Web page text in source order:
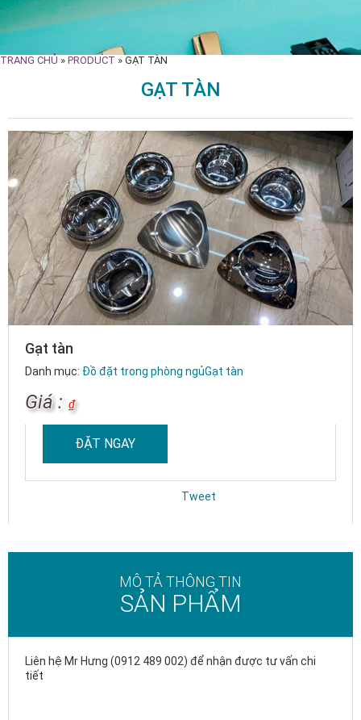
TRANG CHỦ » PRODUCT » GẠT TÀN
GẠT TÀN
Gạt tàn
Danh mục: Đồ đặt trong phòng ngủGạt tàn
Giá : ₫
ĐẶT NGAY
Tweet
MÔ TẢ THÔNG TIN
SẢN PHẨM
Liên hệ Mr Hưng (0912 489 002) để nhận được tư vấn chi
tiết